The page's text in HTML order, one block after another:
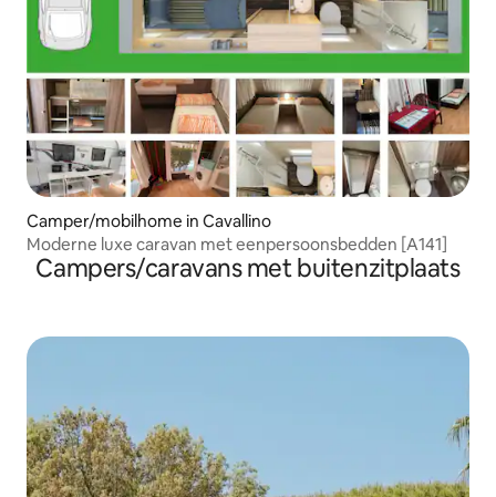
Camper/mobilhome in Cavallino
Moderne luxe caravan met eenpersoonsbedden [A141]
Campers/caravans met buitenzitplaats